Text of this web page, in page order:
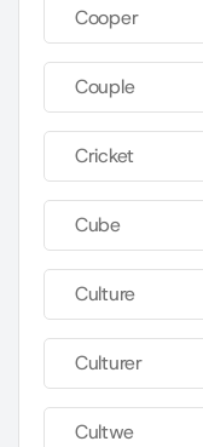
Cooper
Couple
Cricket
Cube
Culture
Culturer
Cultwe